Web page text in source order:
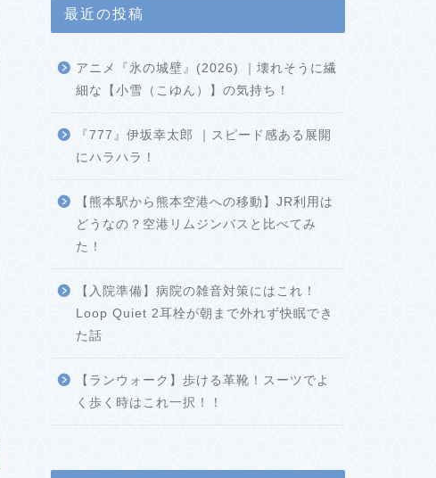
最近の投稿
アニメ『氷の城壁』(2026) ｜壊れそうに繊
細な【小雪（こゆん）】の気持ち！
『777』伊坂幸太郎 ｜スピード感ある展開
にハラハラ！
【熊本駅から熊本空港への移動】JR利用は
どうなの？空港リムジンバスと比べてみ
た！
【入院準備】病院の雑音対策にはこれ！
Loop Quiet 2耳栓が朝まで外れず快眠でき
た話
【ランウォーク】歩ける革靴！スーツでよ
く歩く時はこれ一択！！